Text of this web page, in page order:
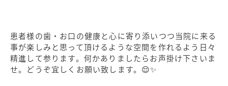
患者様の歯・お口の健康と心に寄り添いつつ当院に来る
事が楽しみと思って頂けるような空間を作れるよう日々
精進して参ります。何かありましたらお声掛け下さいま
せ。どうぞ宜しくお願い致します。😌✨